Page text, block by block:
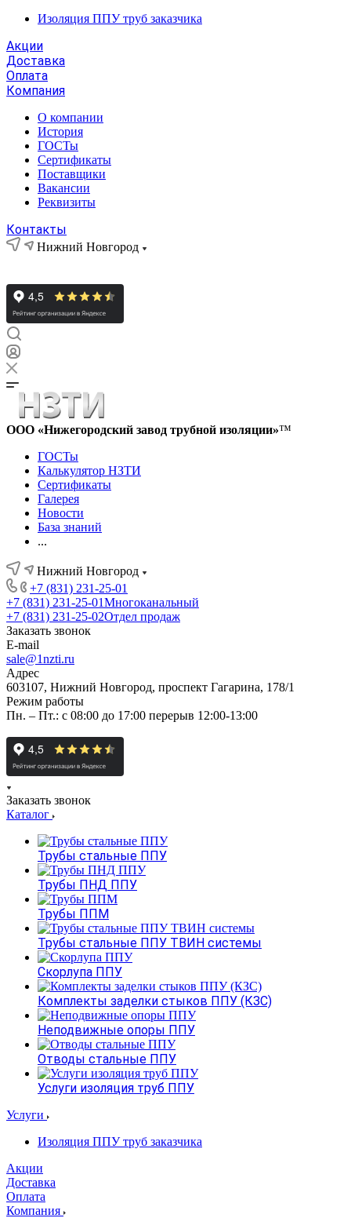
Изоляция ППУ труб заказчика
Акции
Доставка
Оплата
Компания
О компании
История
ГОСТы
Сертификаты
Поставщики
Вакансии
Реквизиты
Контакты
Нижний Новгород
ООО «Нижегородский завод трубной изоляции»™
ГОСТы
Калькулятор НЗТИ
Сертификаты
Галерея
Новости
База знаний
...
Нижний Новгород
+7 (831) 231-25-01
+7 (831) 231-25-01Многоканальный
+7 (831) 231-25-02Отдел продаж
Заказать звонок
E-mail
sale@1nzti.ru
Адрес
603107, Нижний Новгород, проспект Гагарина, 178/1
Режим работы
Пн. – Пт.: с 08:00 до 17:00 перерыв 12:00-13:00
Заказать звонок
Каталог
Трубы стальные ППУ
Трубы ПНД ППУ
Трубы ППМ
Трубы стальные ППУ ТВИН системы
Скорлупа ППУ
Комплекты заделки стыков ППУ (КЗС)
Неподвижные опоры ППУ
Отводы стальные ППУ
Услуги изоляция труб ППУ
Услуги
Изоляция ППУ труб заказчика
Акции
Доставка
Оплата
Компания